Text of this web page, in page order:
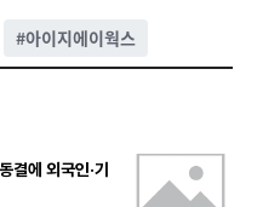
#아이지에이웍스
에 외국인·기